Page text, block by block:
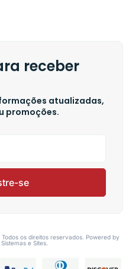
receber
atualizadas,
promoções.
se
os direitos reservados. Powered by
e Sites.